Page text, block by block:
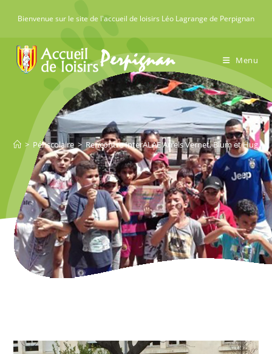
Bienvenue sur le site de l'accueil de loisirs Léo Lagrange de Perpignan
Menu
> Périscolaire > Rencontre InterALAE Arrels Vernet, Blum et Hugo